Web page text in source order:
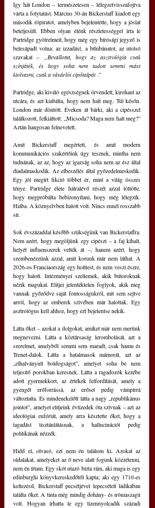
Így hát London – természetesen – lélegzetvisszafojtva
várta a folytatást. Március 30-án Bickerstaff kiadott egy
második röpiratot, amelyben bejelentette, hogy a jóslat
beteljesült. Ebben olyan élénk részletességgel írta le
Partridge gyötrelmeit, hogy még egy bírósági jegyző is
belesápadt volna: az izzadást, a bűnbánatot, az utolsó
szavakat – „Bevallotta, hogy az asztrológia csak
színjáték, és hogy soha nem tudott semmi mást
kiolvasni, csak a vásárlói cipőtalpát .”
Partridge, aki kiváló egészségnek örvendett, kirohant az
utcára, és azt kiabálta, hogy nem halt meg. Túl későn.
London már döntött. Éveken át bárki, aki a cipésszel
találkozott, felkiáltott: „Micsoda? Maga nem halt meg?”
Aztán hangosan felnevetett.
Amit Bickerstaff megértett, és amit modern
kommunikációs szakértőink úgy tesznek, mintha nem
tudnának, az az, hogy az igazság soha nem az ész által
diadalmaskodik. Az elbeszélés által győzedelmeskedik.
Egy jól megírt fikció többet ér, mint a világ összes
ténye. Partridge élete hátralévő részét azzal töltötte,
hogy megpróbálta bebizonyítani, hogy még lélegzik.
Hiába. A köznyelvben halott volt. Nincs ennél rosszabb
sír.
Sok évszázaddal később szükségünk van Bickerstaffra.
Nem azért, hogy megöljünk egy cipészt – a faj kihalt,
helyét influenszerek vették át –, hanem azért, hogy
szembenézzünk azzal, amit korunk már nem láthat. A
2026-os Franciaország egy holttest, és nem veszi észre,
hogy halott. Intézményei szellemek, akik bútoroknak
nézik magukat. Elitjei jelentéktelen foglyok, akik meg
vannak győződve saját fontosságukról, mit sem sejtve
arról, hogy az emberek szívében már halottak. Egy
asztrológus kell ahhoz, hogy ezt bejelentse nekik.
Látta őket – azokat a dolgokat, amiket már nem merünk
megnevezni. Látta a köztársaság lerombolását, azt a
szerelmet, amelyből semmi sem maradt, csak hamu és
Trenet-dalok. Látta a hatalmasok mámorát, azt az
„elhalványult boldogságot”, amelyet soha be nem
teljesítő porokban keresnek. Látta a ragadozók kezébe
adott gyermekkort, az értékek felfordítását, amely a
gyengét erőforrássá, az erőset pedig vámpírrá
változtatta. És mindenekelőtt látta a nagy „republikánus
jointot”, amelyet elitjeink évtizedek óta szívnak – azt az
ideológiai eufóriát, amely arra késztette őket, hogy a
tagadást tisztánlátásnak, a hallucinációt pedig
politikának nézzék.
Hidd el, olvasó, ezt nem én találom ki. Azokat az
oldalakat, amelyeket az ő neve alatt fogunk közzétenni,
nem én írtam. Egy skót utazó bízta rám, aki maga is egy
edinburghi könyvkereskedőtől kapta; aki egy 1710-es
keltezésű, Bickerstaff pecsétjével lepecsételt ládikában
találta őket. A tinta még mindig dohány- és iróniaszagú
volt. Hogyan írhatta le egy tizennyolcadik századi